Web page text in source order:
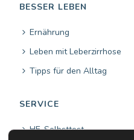
BESSER LEBEN
Ernährung
Leben mit Leberzirrhose
Tipps für den Alltag
SERVICE
HE-Selbsttest